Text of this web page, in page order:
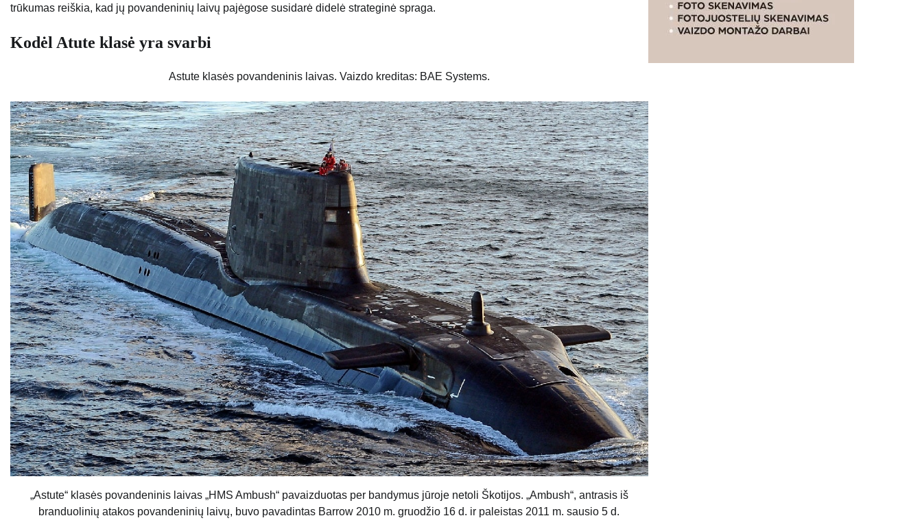
trūkumas reiškia, kad jų povandeninių laivų pajėgose susidarė didelė strateginė spraga.
Kodėl Atute klasė yra svarbi
Astute klasės povandeninis laivas. Vaizdo kreditas: BAE Systems.
„Astute“ klasės povandeninis laivas „HMS Ambush“ pavaizduotas per bandymus jūroje netoli Škotijos. „Ambush“, antrasis iš
branduolinių atakos povandeninių laivų, buvo pavadintas Barrow 2010 m. gruodžio 16 d. ir paleistas 2011 m. sausio 5 d.